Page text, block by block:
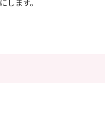
にします。